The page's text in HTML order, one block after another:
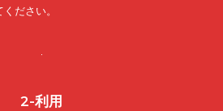
ださい。
2-利用